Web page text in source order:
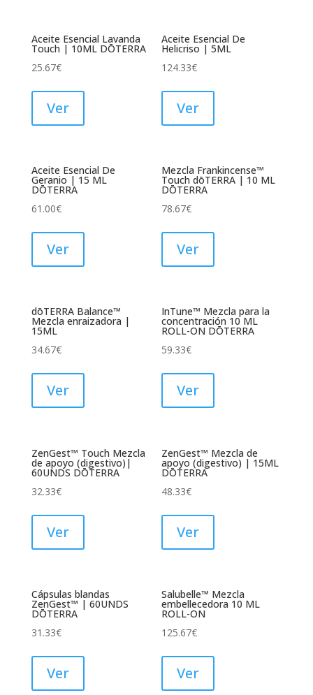
Aceite Esencial Lavanda
Touch | 10ML DŌTERRA
25.67€
Ver
Aceite Esencial De
Helicriso | 5ML
124.33€
Ver
Aceite Esencial De
Geranio | 15 ML
DŌTERRA
61.00€
Ver
Mezcla Frankincense™
Touch dōTERRA | 10 ML
DŌTERRA
78.67€
Ver
dōTERRA Balance™
Mezcla enraizadora |
15ML
34.67€
Ver
InTune™ Mezcla para la
concentración 10 ML
ROLL-ON DŌTERRA
59.33€
Ver
ZenGest™ Touch Mezcla
de apoyo (digestivo)|
60UNDS DŌTERRA
32.33€
Ver
ZenGest™ Mezcla de
apoyo (digestivo) | 15ML
DŌTERRA
48.33€
Ver
Cápsulas blandas
ZenGest™ | 60UNDS
DŌTERRA
31.33€
Ver
Salubelle™ Mezcla
embellecedora 10 ML
ROLL-ON
125.67€
Ver